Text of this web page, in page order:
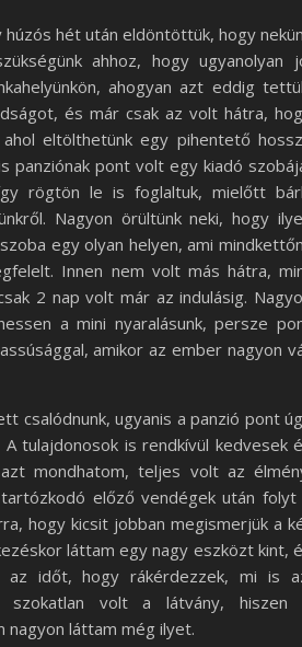
hét után eldöntöttük, hogy
ahhoz, hogy ugyanolyan
ahogyan azt eddig
és már csak az volt hátra,
eltölthetünk egy pihentető
panziónak pont volt egy kiadó
rögtön le is foglaltuk, mielőtt
Nagyon örültünk neki, hogy
egy olyan helyen, ami
Innen nem volt más hátra,
2 nap volt már az indulásig.
a mini nyaralásunk, persze
amikor az ember nagyon
csalódnunk, ugyanis a panzió pont
tulajdonosok is rendkívül kedvesek
mondhatom, teljes volt az
előző vendégek után folyt
hogy kicsit jobban megismerjük a
láttam egy nagy eszközt kint,
az időt, hogy rákérdezzek, mi is
szokatlan volt a látvány, hiszen
nagyon láttam még ilyet.